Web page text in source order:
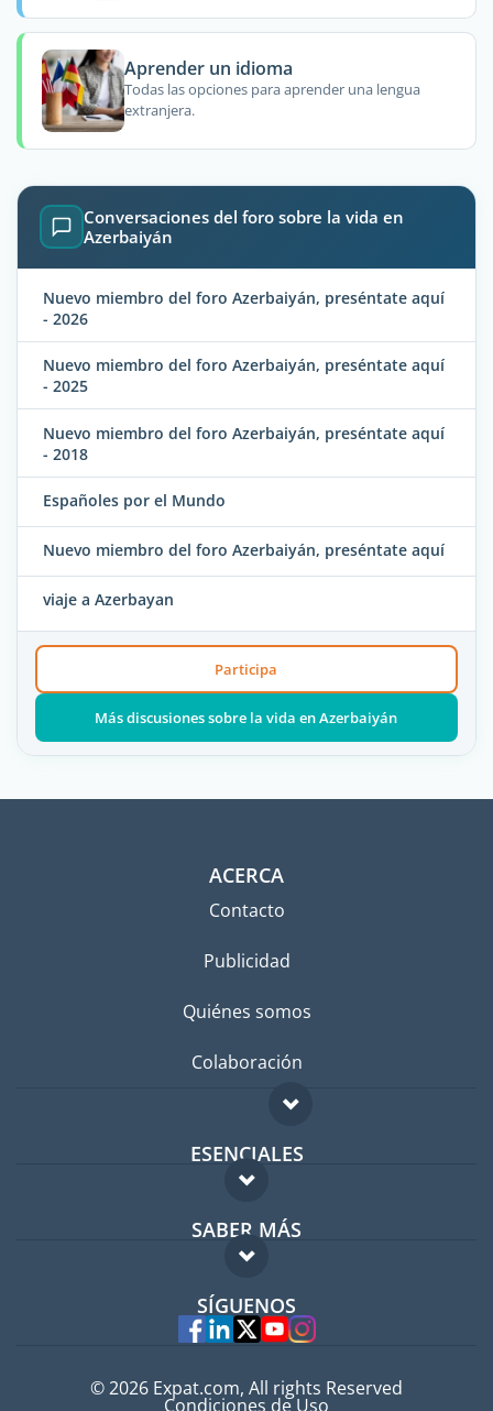
Aprender un idioma
Todas las opciones para aprender una lengua
extranjera.
Conversaciones del foro sobre la vida en
Azerbaiyán
Nuevo miembro del foro Azerbaiyán, preséntate aquí
- 2026
Nuevo miembro del foro Azerbaiyán, preséntate aquí
- 2025
Nuevo miembro del foro Azerbaiyán, preséntate aquí
- 2018
Españoles por el Mundo
Nuevo miembro del foro Azerbaiyán, preséntate aquí
viaje a Azerbayan
Participa
Más discusiones sobre la vida en Azerbaiyán
ACERCA
Contacto
Publicidad
Quiénes somos
Colaboración
ESENCIALES
Foro para expatriados
Guía para expatriados
Trabajos en el extranjero
SABER MÁS
FAQ
Expertos
SÍGUENOS
© 2026 Expat.com, All rights Reserved
Condiciones de Uso